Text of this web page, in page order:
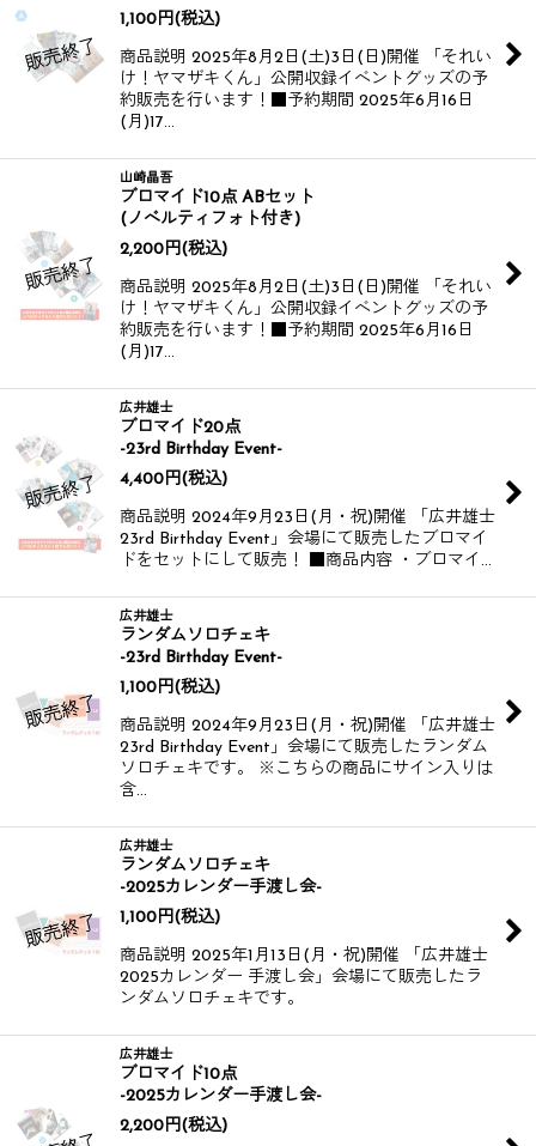
1,100 円(税込)
商品説明 2025年8月2日(土)3日(日)開催 「それい
け！ヤマザキくん」公開収録イベントグッズの予
約販売を行います！​​ ■予約期間 2025年6月16日
(月)17…
山崎晶吾
ブロマイド10点 ABセット
(ノベルティフォト付き)
2,200 円(税込)
商品説明 2025年8月2日(土)3日(日)開催 「それい
け！ヤマザキくん」公開収録イベントグッズの予
約販売を行います！​​ ■予約期間 2025年6月16日
(月)17…
広井雄士
ブロマイド20点
-23rd Birthday Event-
4,400 円(税込)
商品説明 2024年9月23日(月・祝)開催 「広井雄士
23rd Birthday Event」会場にて販売したブロマイ
ドをセットにして販売！ ■商品内容 ・ブロマイ…
広井雄士
ランダムソロチェキ
-23rd Birthday Event-
1,100 円(税込)
商品説明 2024年9月23日(月・祝)開催 「広井雄士
23rd Birthday Event」会場にて販売したランダム
ソロチェキです。 ※こちらの商品にサイン入りは
含…
広井雄士
ランダムソロチェキ
-2025カレンダー手渡し会-
1,100 円(税込)
商品説明 2025年1月13日(月・祝)開催 「広井雄士
2025カレンダー 手渡し会」会場にて販売したラ
ンダムソロチェキです。
広井雄士
ブロマイド10点
-2025カレンダー手渡し会-
2,200 円(税込)